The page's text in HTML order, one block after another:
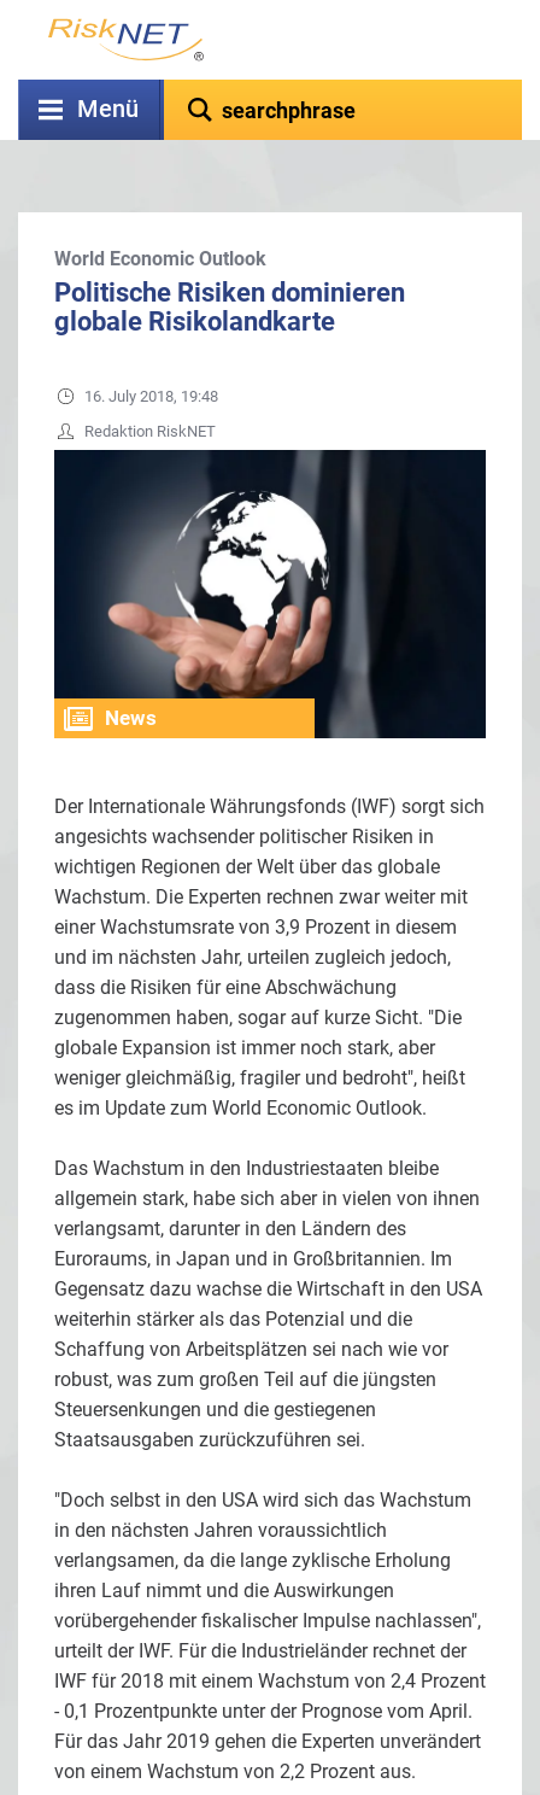
Menü
World Economic Outlook
Politische Risiken dominieren
globale Risikolandkarte
16. July 2018, 19:48
Redaktion RiskNET
News
Der Internationale Währungsfonds (IWF) sorgt sich
angesichts wachsender politischer Risiken in
wichtigen Regionen der Welt über das globale
Wachstum. Die Experten rechnen zwar weiter mit
einer Wachstumsrate von 3,9 Prozent in diesem
und im nächsten Jahr, urteilen zugleich jedoch,
dass die Risiken für eine Abschwächung
zugenommen haben, sogar auf kurze Sicht. "Die
globale Expansion ist immer noch stark, aber
weniger gleichmäßig, fragiler und bedroht", heißt
es im Update zum World Economic Outlook.
Das Wachstum in den Industriestaaten bleibe
allgemein stark, habe sich aber in vielen von ihnen
verlangsamt, darunter in den Ländern des
Euroraums, in Japan und in Großbritannien. Im
Gegensatz dazu wachse die Wirtschaft in den USA
weiterhin stärker als das Potenzial und die
Schaffung von Arbeitsplätzen sei nach wie vor
robust, was zum großen Teil auf die jüngsten
Steuersenkungen und die gestiegenen
Staatsausgaben zurückzuführen sei.
"Doch selbst in den USA wird sich das Wachstum
in den nächsten Jahren voraussichtlich
verlangsamen, da die lange zyklische Erholung
ihren Lauf nimmt und die Auswirkungen
vorübergehender fiskalischer Impulse nachlassen",
urteilt der IWF. Für die Industrieländer rechnet der
IWF für 2018 mit einem Wachstum von 2,4 Prozent
- 0,1 Prozentpunkte unter der Prognose vom April.
Für das Jahr 2019 gehen die Experten unverändert
von einem Wachstum von 2,2 Prozent aus.